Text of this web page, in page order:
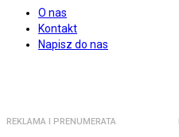
O nas
Kontakt
Napisz do nas
REKLAMA I PRENUMERATA